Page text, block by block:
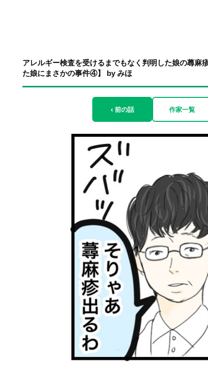
アレルギー検査を受けるまでもなく判明した娘の蕁麻
た娘にまさかの事件④】 by みほ
‹ 前の話 作家一覧